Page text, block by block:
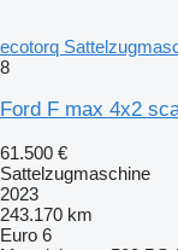
ecotorq
8
Ford F max 4x2
61.500 €
Sattelzugmaschine
2023
243.170 km
Euro 6